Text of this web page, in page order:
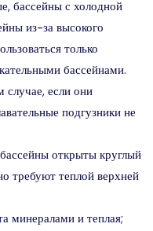
бассейны с холодной
из-за высокого
только
бассейнами.
если они
подгузники не
открыты круглый
требуют теплой верхней
минералами и теплая;